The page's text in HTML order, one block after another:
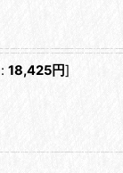
: 18,425円]